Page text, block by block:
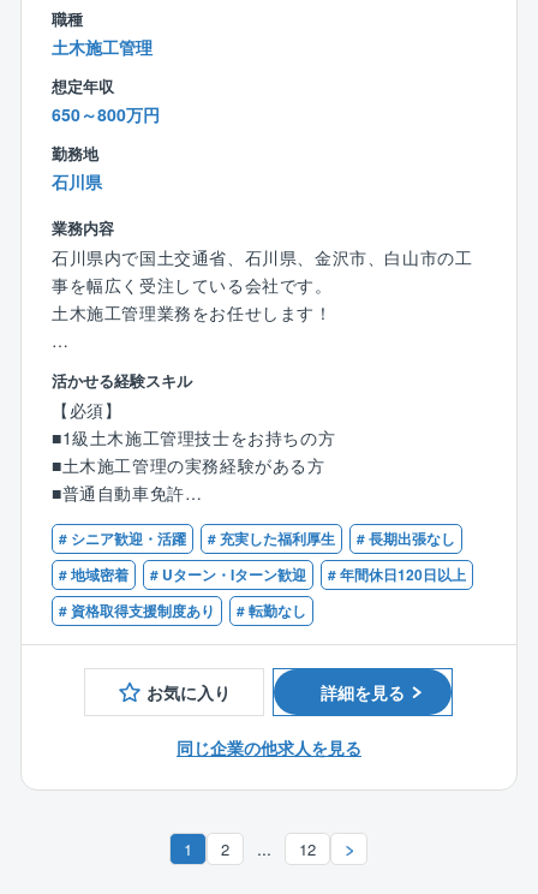
■月残業20h程、年休127日、フレックス在宅勤務OKと
ワークライフバランスを整えて就業可能です！
日100％取得必須。
■フレックスを積極活用しており、土日は午前のみ勤務
といった働き方も可能です。
■24hサポートセンター設置で休日の携帯電話OFFを徹
メンバーにて対応します。
■入社研修後、配属先OJTのほか、フォロー研修、階層
毎研修など学べる環境を整備。完全独り立ちは入社後1
年前後のイメージです。
■実例やノウハウを共有できる社内システム使用など、
情報連携が活発で、知識を積んでいただけます。
また、コミュニケーションツールを導入しているので
他部署の方とも密に連携を取りながら業務に取り組む
ことが可能です。
※『民法など法律』『財務/金融』『建築/設備』など幅
■中途が6割、新卒が4割と中途の方の割合の方が多く、
新卒/中途分け隔てなくご活躍されていらっしゃいま
す。
職種
土木施工管理
想定年収
650～800万円
勤務地
石川県
業務内容
石川県内で国土交通省、石川県、金沢市、白山市の工
事を幅広く受注している会社です。
土木施工管理業務をお任せします！
【具体的には】
・工事に伴う工程、品質、原価、安全衛生などを管理
・地権者、付近住民、警察など関係者との調整
※公共工事は「1案件集中制」で並行案件はありませ
ん。
※書類作成は建設ディレクターのサポートによる分担制
のため、PC作業も協力して進めます。
※案件規模：5,000万〜3億円（土木8：建築2）
〈ここがポイント〉
◎「現場17時退社」を実現する仕組み
「建設ディレクターのサポートによる書類作成の分担
制」と「RTKドローン・3Dレーザースキャンの積極活
由、ひげ・ピアス・ネイルOK！
・ブランクがある方も歓迎！
活かせる経験スキル
【必須】
■1級土木施工管理技士をお持ちの方
■土木施工管理の実務経験がある方
■普通自動車免許
【歓迎条件】
■ICT施工に興味がある方
■地域に根ざして長く働きたい方
※40代・50代・60代はもちろん、70代の現役も活躍
# シニア歓迎・活躍 # 充実した福利厚生
# 長期出張なし
# 地域密着
# Uターン・Iターン歓迎
# 年間休日120日以上
# 資格取得支援制度あり
# 転勤なし
お気に入り 詳細を見る
同じ企業の他求人を見る
1 2 ... 12